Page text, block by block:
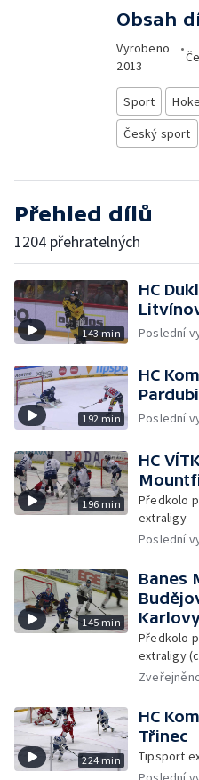
Obsah
Vyrobeno
2013
•
Sport
Český sport
Přehled dílů
1204 přehratelných
143 min
HC
Poslední
192 min
HC
Poslední
196 min
HC
Předkolo
extraligy
Poslední
145 min
Banes
Předkolo
extraligy
224 min
HC
Třinec
Tipsport